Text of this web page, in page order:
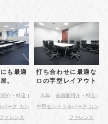
も最適
。
介・料金 |
パーク カン
ファレンス
打ち合わせに最適な
ロの字型レイアウト
出典： 会議室紹介・料金 |
中野セントラルパーク カン
ファレンス